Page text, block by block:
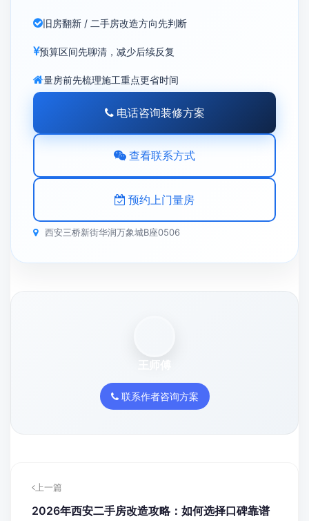
旧房翻新 / 二手房改造方向先判断
预算区间先聊清，减少后续反复
量房前先梳理施工重点更省时间
电话咨询装修方案
查看联系方式
预约上门量房
西安三桥新街华润万象城B座0506
王师傅
联系作者咨询方案
上一篇
2026年西安二手房改造攻略：如何选择口碑靠谱